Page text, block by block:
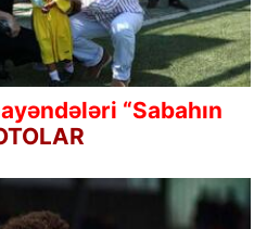
“Sabahın